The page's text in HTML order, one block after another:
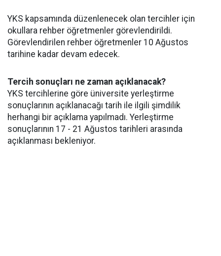
YKS kapsamında düzenlenecek olan tercihler için
okullara rehber öğretmenler görevlendirildi.
Görevlendirilen rehber öğretmenler 10 Ağustos
tarihine kadar devam edecek.
Tercih sonuçları ne zaman açıklanacak?
YKS tercihlerine göre üniversite yerleştirme
sonuçlarının açıklanacağı tarih ile ilgili şimdilik
herhangi bir açıklama yapılmadı. Yerleştirme
sonuçlarının 17 - 21 Ağustos tarihleri arasında
açıklanması bekleniyor.